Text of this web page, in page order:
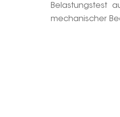
Belastungstest
mechanischer